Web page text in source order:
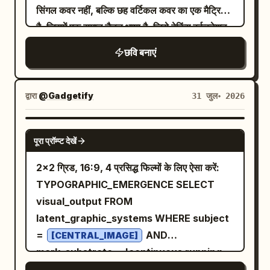
spotlights, and a curved modern TV set.
On the right side, place a large curved
digital screen showing a blue ocean map
weather markers. At the top of the
screen, display the headline “Sayaka’s
ChatGPT weather report” in playful
green lettering with a small flower icon
at the far right. On the map, include
Japanese text for the date and title:
今日の天気 4月30日(水) . Include exactly 9
visible sunny forecast cards, each a
small white rounded rectangle with an
orange sun icon and city/temperature
label: Sapporo 13°C, Niigata 17°C, Sendai
सिंगल कवर नहीं, बल्कि छह वर्टिकल कवर का एक मैट्रिक्स
है, जिसमें एक समान चैनल भाषा है, जिसे बेकिंग वर्कस्टेशन
बैकबोर्ड पर पिन किया गया है। प्रत्येक कवर एक असफल
परिदृश्य (जैसे, पिघली हुई क्रीम, फटा हुआ शिफॉन, जला
हुआ कैरामेल, खराब कुकीज़) से बदलाव का एक पल दर्शाता
है, जो एक आरामदायक, पेशेवर और प्रामाणिक माहौल बनाए
रखता है। कंपोजिशन में केंद्र में एक मुख्य कवर बड़ा है,
जिसके चारों ओर अन्य कवर व्यवस्थित हैं, जिन पर छोटे
एपिसोड नंबर, अवधि और किनारे पर कॉलम बैज हैं।
लाइटिंग प्रत्येक कवर में थोड़ी भिन्न है लेकिन किचन की
वार्म व्हाइट लाइट और स्टेनलेस स्टील की सतहों पर
रिफ्लेक्शन से एक समान है। कलर सिस्टम में ये हेक्स वैल्यू
शामिल होनी चाहिए: क्रीम व्हाइट #F3E9DA, बटर गोल्ड
#D9B46B, कैरामेल ब्राउन #9A6644, स्टेनलेस
स्टील ग्रे #B8BABC, बेरी डार्क रेड #8F4B4E, मिंट
ऐश ग्रीन #9AA99B। मटेरियल फोकस में
छवि बनाएं
द्वारा@Gadgetify 31 जुल॰ 2026
NANO BANANA PRO
पूरा प्रॉम्प्ट देखें
2x2 ग्रिड, 16:9, 4 प्रसिद्ध फिल्मों के लिए ऐसा करें:
TYPOGRAPHIC_EMERGENCE SELECT
visual_output FROM
latent_graphic_systems WHERE subject
=
[CENTRAL_IMAGE]
AND
mark_substrate = 'continuous running